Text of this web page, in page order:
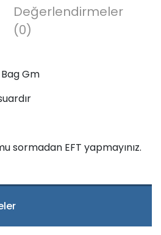
Değerlendirmeler
(0)
Gm
sormadan EFT yapmayınız.